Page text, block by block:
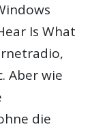
Is What
Aber wie
die